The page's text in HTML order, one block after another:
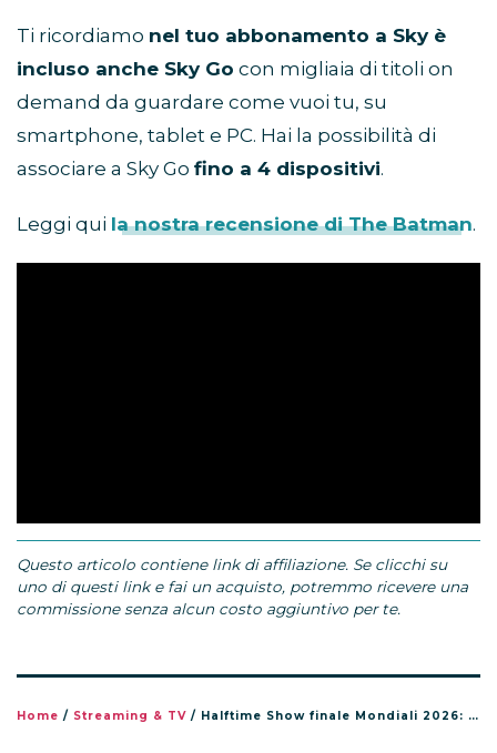
Ti ricordiamo nel tuo abbonamento a Sky è
incluso anche Sky Go con migliaia di titoli on
demand da guardare come vuoi tu, su
smartphone, tablet e PC. Hai la possibilità di
associare a Sky Go fino a 4 dispositivi.
Leggi qui la nostra recensione di The Batman.
Questo articolo contiene link di affiliazione. Se clicchi su
uno di questi link e fai un acquisto, potremmo ricevere una
commissione senza alcun costo aggiuntivo per te.
Home / Streaming & TV / Halftime Show finale Mondiali 2026: orario, dove vederlo e chi canta